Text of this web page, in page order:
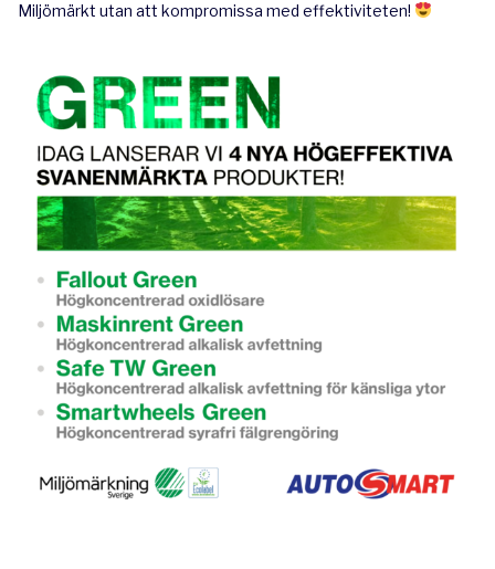
Miljömärkt utan att kompromissa med effektiviteten!